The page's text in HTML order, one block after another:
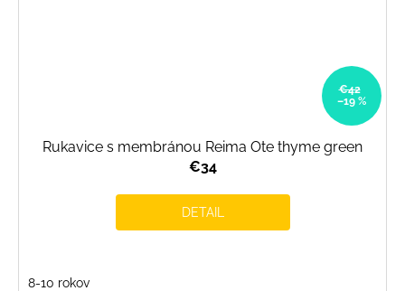
€42
–19 %
Rukavice s membránou Reima Ote thyme green
€34
DETAIL
8-10 rokov